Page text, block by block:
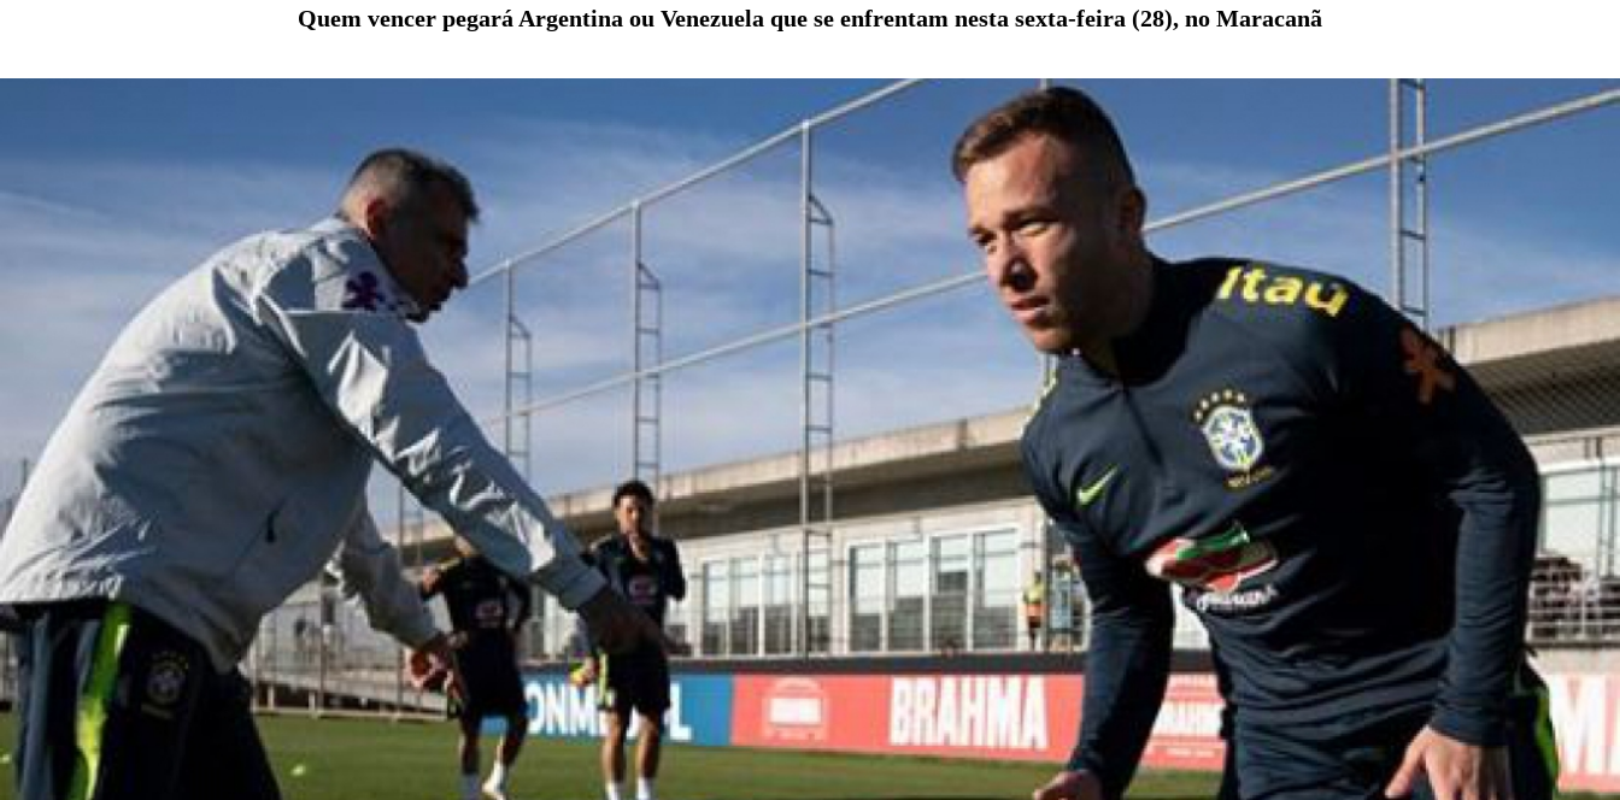
Quem vencer pegará Argentina ou Venezuela que se enfrentam nesta sexta-feira (28), no Maracanã